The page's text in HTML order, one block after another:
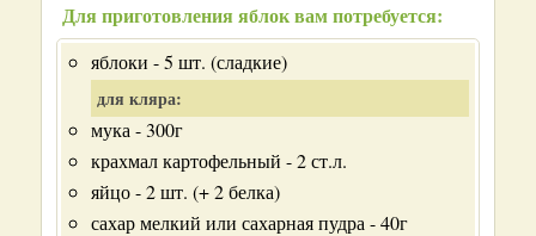
Для приготовления яблок вам потребуется:
яблоки - 5 шт. (сладкие)
для кляра:
мука - 300г
крахмал картофельный - 2 ст.л.
яйцо - 2 шт. (+ 2 белка)
сахар мелкий или сахарная пудра - 40г